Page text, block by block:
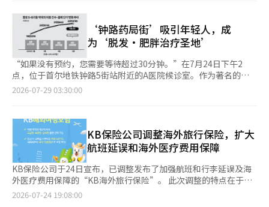
店的价格竞争力来自于海外直采。易买得大部分商品直接从海外引
进，减少了中间流通环节。商店还引入了在大型超市中未曾销售的
商品和在社交媒体上受欢迎的产品。易买得相关人士表示：“未来
将根据顾客反应和店铺情况考虑WOW商店的扩展，但目前尚未决
定新增门店。” 乐天超市在上月底于京畿道高阳的华亭店开设了
约99平方米（约30坪）的“超值统一价商店”。该店销售700多种
生活密切相关的商品，如储存容器、洗涤用品、内衣、袜子等，价
格从500韩元到9000韩元，均在1万韩元以下。未来还计划根据顾
前处于测试阶段，尚无扩展计划。” 超低价生活杂货领域过去主
要是通过向大创等专业店出租空间来运营，而非大型超市直接经
营。由于商品种类繁多且库存管理负担较大，将非食品类商品交给
外部经营者可以获得稳定的租金收益。大创也通过入驻拥有停车场
和人流量的大型超市，扩大了顾客接触点。大创在易买得的157家
门店中入驻了40家，在乐天超市的112家门店中入驻了90家。 易
买得和乐天超市将目光投向超低价生活杂货的扩展，被分析为在高
物价时代吸引消费者的策略。通过强化生活杂货、时尚和美妆商
为每人7900韩元。A先生表示：“如果是自己买，肯定要花超过3
万韩元，而且处理剩下的水果也会很麻烦。”他还提到：“虽然是
从水果团购开始的，但最近我们也一起点外卖分享。” 根据行业
消息，随着高物价趋势的长期化，2030年代的消费方式正在发生
变化。除了极端节省的“省钱策略”，人们开始通过团购分摊费
用，并利用数字平台获取便宜餐厅和折扣信息，实用型消费逐渐成
为日常。 由于外出就餐的负担加重，分享超低价餐厅信息的平台
也在迅速普及。一个典型的例子是“外食应用”，它以地图形式提
元的预算范围，寻找符合预算的餐厅，并可以注册自己知道的超低
价餐厅。 记者在外食应用中将价格过滤器设置为5000韩元进行搜
索，周边的5家餐厅被显示出来。在其中一家中餐馆，记者确认了
与外食应用显示信息一致的“成人炸酱面5000韩元，学生3000韩
元”的告示。在现场遇到的职场人士B先生表示：“通过外食应用
了解到这家餐厅后，我已经来过好几次了，不仅在节省餐费上提供
了实质性帮助，还发现了邻里隐藏的性价比美食，乐趣也不少。”
针对临近保质期或当天制作未售完的食品进行折扣销售的折扣平台
‘钟路药局街’吸引年轻人，成
为‘脱发·肥胖治疗圣地’
“如果没有预约，您需要等待超过30分钟。”在7月24日下午2
点，位于首尔地铁钟路5街站附近的A医院候诊室。作为著名的脱
发治疗圣地，预约的患者络绎不绝。当天，30多岁的上班族金某请
示：“没想到人会这么多。”金某当天支付的费用为诊疗费9900
韩元，药费一年共计10万8000韩元。考虑到在普通社区医院就诊
的费用通常在1万到2万韩元，药费一年大约在15万韩元左右，这
样的价格相当便宜。诊疗结束后，金某表示：“通过温暖支付享受
了7%的折扣，药费不到10万韩元，感觉很满意。”当天，钟路5
街的“脱发专科”医院候诊室内，年轻人的身影不断涌入。许多脱
发治疗医院表示，进行脱发咨询和医生开处方的时间短至30秒。曾
有患者分享，甚至在诊疗室的椅子上坐下之前，处方就已经结束。
2026-07-29 03:30:00
KB保险公司调整海外旅行保险，扩大
航班延误和海外医疗费用保障
KB保险公司于24日宣布，已调整发布了加强航班和行李延误及海
外医疗费用保障的“KB海外旅行保险”。 此次调整的特点在于，
便于客户轻松比较保障水平，重新命名了计划名称并调整了保障结
2026-07-24 19:08:00